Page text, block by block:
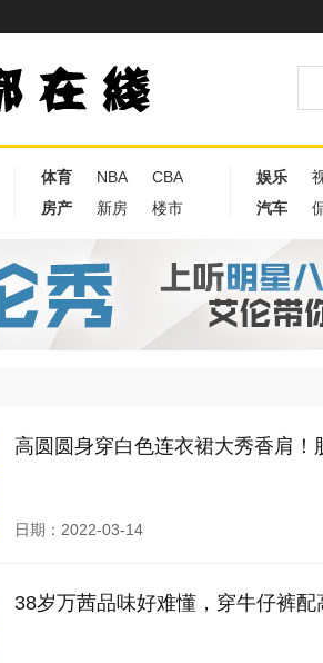
体育 NBA
CBA
房产
新房 楼市
娱乐
汽车
高圆圆身穿白色连衣裙大秀香肩！
日期：2022-03-14
38岁万茜品味好难懂，穿牛仔裤